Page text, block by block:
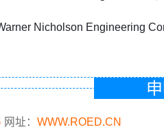
Nicholson Engineering
网址： WWW.ROED.CN